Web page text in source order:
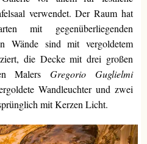
verwendet. Der Raum hat
mit gegenüberliegenden
Wände sind mit vergoldetem
die Decke mit drei großen
Malers Gregorio Guglielmi
Wandleuchter und zwei
mit Kerzen Licht.